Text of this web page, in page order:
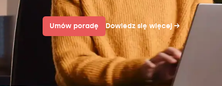
Umów poradę Dowiedz się więcej →